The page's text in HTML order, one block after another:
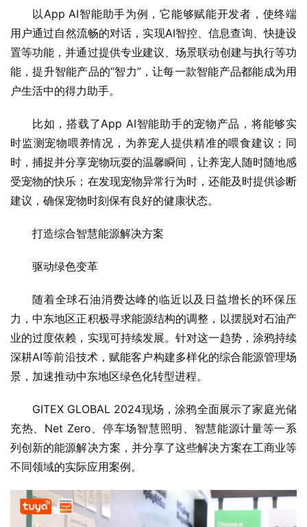
以App AI智能助手为例，它能够赋能开发者，使终端
用户通过自然流畅的对话，实现AI智控、信息查询、快捷设
置等功能，并通过提供专业建议、场景联动创建与执行等功
能，提升智能产品的“智力”，让每一款智能产品都能成为用
户生活中的得力助手。
比如，搭载了App AI智能助手的宠物产品，将能够实
时监测宠物喂养情况，为养宠人提供精准的喂食建议；同
时，捕捉并分享宠物玩耍的温馨瞬间，让养宠人随时随地感
受宠物的快乐；在发现宠物异常行为时，还能及时提供诊断
建议，确保宠物时刻保有良好的健康状态。
打造综合智慧能源解决方案
驱动绿色变革
随着全球石油消费达峰的临近以及日益增长的环保压
力，中东地区正积极寻求能源结构的调整，以摆脱对石油产
业的过度依赖，实现可持续发展。针对这一趋势，涂鸦持续
深耕AI等前沿技术，赋能客户构建多样化的综合能源管理场
景，加速推动中东地区绿色化转型进程。
GITEX GLOBAL 2024现场，涂鸦全面展示了家庭光储
充热、Net Zero、停车场智慧照明、智慧能源计量等一系
列创新的能源解决方案，并分享了这些解决方案在工商业等
不同领域的实际应用案例。